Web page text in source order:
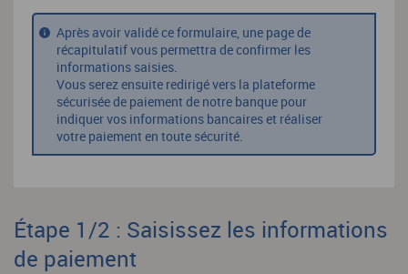
Après avoir validé ce formulaire, une page de
récapitulatif vous permettra de confirmer les
informations saisies.
Vous serez ensuite redirigé vers la plateforme
sécurisée de paiement de notre banque pour
indiquer vos informations bancaires et réaliser
votre paiement en toute sécurité.
Étape 1/2 : Saisissez les informations
de paiement